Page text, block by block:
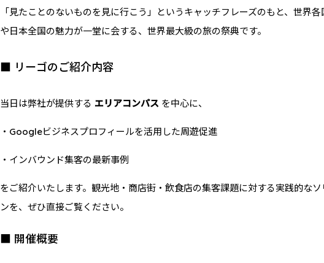
「見たことのないものを見に行こう」というキャッチフレーズのもと、世界
や日本全国の魅力が一堂に会する、世界最大級の旅の祭典です。
■ リーゴのご紹介内容
当日は弊社が提供する エリアコンパス を中心に、
・Googleビジネスプロフィールを活用した周遊促進
・インバウンド集客の最新事例
をご紹介いたします。観光地・商店街・飲食店の集客課題に対する実践的なソ
ンを、ぜひ直接ご覧ください。
■ 開催概要